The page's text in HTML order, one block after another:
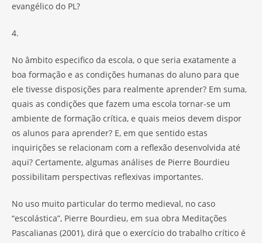
evangélico do PL?
4.
No âmbito especifico da escola, o que seria exatamente a
boa formação e as condições humanas do aluno para que
ele tivesse disposições para realmente aprender? Em suma,
quais as condições que fazem uma escola tornar-se um
ambiente de formação crítica, e quais meios devem dispor
os alunos para aprender? E, em que sentido estas
inquirições se relacionam com a reflexão desenvolvida até
aqui? Certamente, algumas análises de Pierre Bourdieu
possibilitam perspectivas reflexivas importantes.
No uso muito particular do termo medieval, no caso
“escolástica”, Pierre Bourdieu, em sua obra Meditações
Pascalianas (2001), dirá que o exercício do trabalho crítico é